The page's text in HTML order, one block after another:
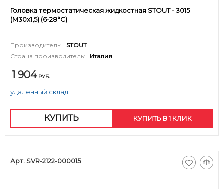
Головка термостатическая жидкостная STOUT - 3015
(M30x1,5) (6-28°C)
Производитель:
STOUT
Страна производитель:
Италия
1 904 РУБ.
удаленный склад.
КУПИТЬ КУПИТЬ В 1 КЛИК
Арт. SVR-2122-000015